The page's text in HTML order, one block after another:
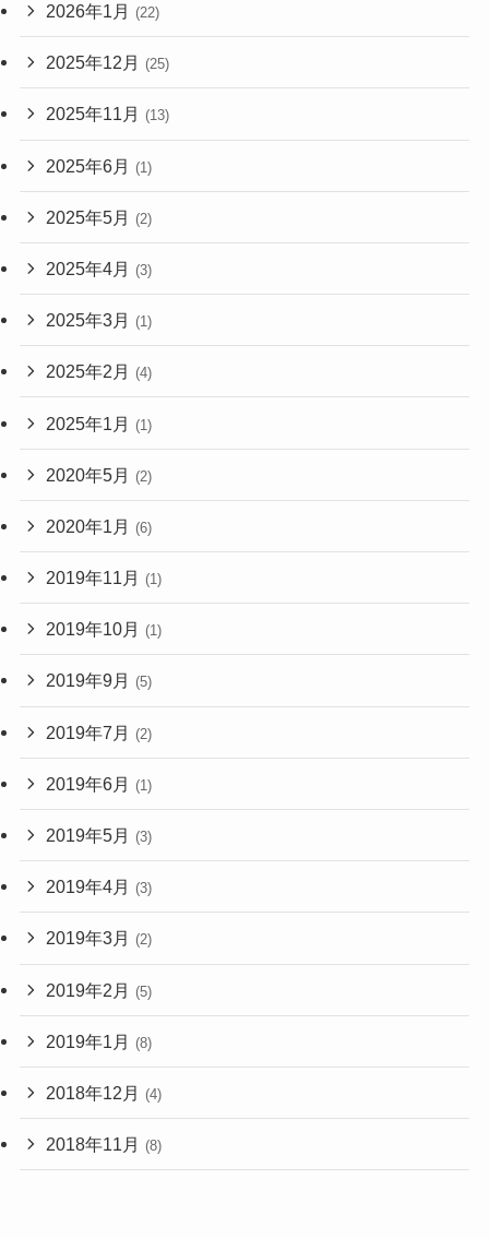
2026年1月 (22)
2025年12月 (25)
2025年11月 (13)
2025年6月 (1)
2025年5月 (2)
2025年4月 (3)
2025年3月 (1)
2025年2月 (4)
2025年1月 (1)
2020年5月 (2)
2020年1月 (6)
2019年11月 (1)
2019年10月 (1)
2019年9月 (5)
2019年7月 (2)
2019年6月 (1)
2019年5月 (3)
2019年4月 (3)
2019年3月 (2)
2019年2月 (5)
2019年1月 (8)
2018年12月 (4)
2018年11月 (8)